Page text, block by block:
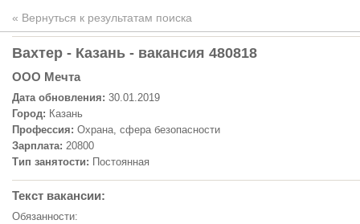
« Вернуться к результатам поиска
Вахтер - Казань - вакансия 480818
ООО Мечта
Дата обновления: 30.01.2019
Город: Казань
Профессия: Охрана, сфера безопасности
Зарплата: 20800
Тип занятости: Постоянная
Текст вакансии:
Обязанности: